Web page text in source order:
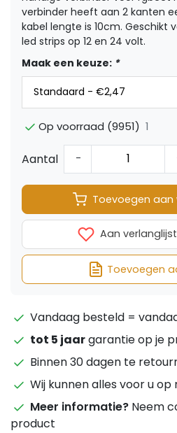
verbinder heeft aan 2 kanten
kabel lengte is 10cm. Geschikt
led strips op 12 en 24 volt.
Maak een keuze: *
Op voorraad (9951) 1
Aantal -
Toevoegen aan
Aan
Toevoegen
Vandaag besteld =
tot 5 jaargarantie op je
Binnen 30 dagen te
Wij kunnen alles voor u
Meer informatie? Neem
product